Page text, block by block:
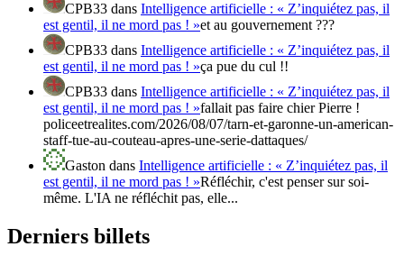
CPB33 dans Intelligence artificielle : « Z’inquiétez pas, il
est gentil, il ne mord pas ! »et au gouvernement ???
CPB33 dans Intelligence artificielle : « Z’inquiétez pas, il
est gentil, il ne mord pas ! »ça pue du cul !!
CPB33 dans Intelligence artificielle : « Z’inquiétez pas, il
est gentil, il ne mord pas ! »fallait pas faire chier Pierre !
policeetrealites.com/2026/08/07/tarn-et-garonne-un-american-
staff-tue-au-couteau-apres-une-serie-dattaques/
Gaston dans Intelligence artificielle : « Z’inquiétez pas, il
est gentil, il ne mord pas ! »Réfléchir, c'est penser sur soi-
même. L'IA ne réfléchit pas, elle...
Derniers billets